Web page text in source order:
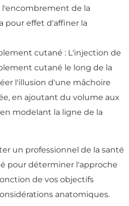
de la
pour effet d'affiner la
cutané : L'injection de
cutané le long de la
l'illusion d'une mâchoire
en ajoutant du volume aux
modelant la ligne de la
un professionnel de la santé
pour déterminer l'approche
de vos objectifs
anatomiques.